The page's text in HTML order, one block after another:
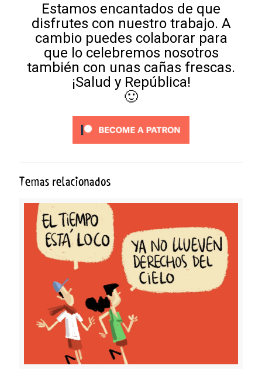
Estamos encantados de que
disfrutes con nuestro trabajo. A
cambio puedes colaborar para
que lo celebremos nosotros
también con unas cañas frescas.
¡Salud y República!
🙂
Temas relacionados